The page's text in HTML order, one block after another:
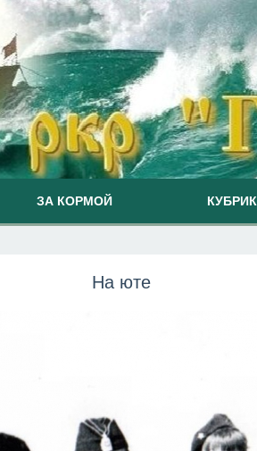
ЗА КОРМОЙ КУБРИК
На юте